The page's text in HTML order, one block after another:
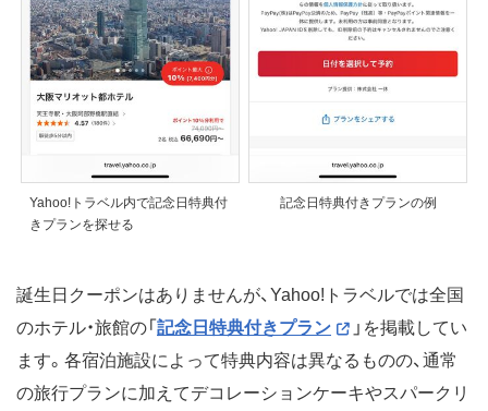
Yahoo!トラベル内で記念日特典付
きプランを探せる
記念日特典付きプランの例
誕生日クーポンはありませんが、Yahoo!トラベルでは全国
のホテル・旅館の「 記念日特典付きプラン
」を掲載してい
ます。各宿泊施設によって特典内容は異なるものの、通常
の旅行プランに加えてデコレーションケーキやスパークリ